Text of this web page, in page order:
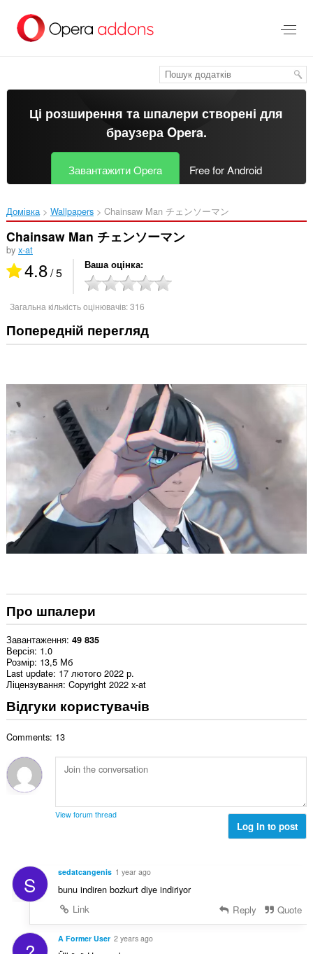
основного
Ці розширення та шпалери створені для
браузера Opera.
Завантажити Opera Free for Android
Домівка Wallpapers Chainsaw Man チェンソーマン‎
Chainsaw Man チェンソーマン
by x-at
4.8/ 5 Ваша оцінка
Загальна кількість оцінювачів:316
Попередній перегляд
Про шпалери
Завантаження 49 835
Версія 1.0
Розмір 13,5 Мб
Last update 17 лютого 2022 р.
Ліцензування Copyright 2022 x-at
Відгуки користувачів
Comments: 13
View forum thread
Log in to post
S sedatcangenis 1 year ago
bunu indiren bozkurt diye indiriyor
Link
Reply Quote
A Former User 2 years ago